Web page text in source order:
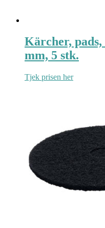
Kärcher,
mm, 5 stk.
Tjek prisen her